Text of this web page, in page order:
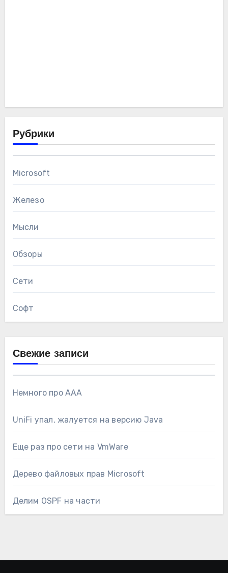
Рубрики
Microsoft
Железо
Мысли
Обзоры
Сети
Софт
Свежие записи
Немного про AAA
UniFi упал, жалуется на версию Java
Еще раз про сети на VmWare
Дерево файловых прав Microsoft
Делим OSPF на части